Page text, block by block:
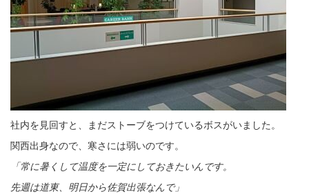
社内を見回すと、まだストーブをつけているボスがいました。
関西出身なので、寒さには弱いのです。
「常に暑くして温度を一定にしておきたいんです。
先週は道東、明日から佐賀出張なんで」